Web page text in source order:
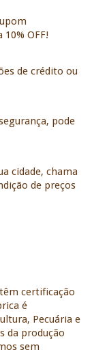
10% OFF!
de crédito ou
pode
cidade, chama
de preços
certificação
é
Pecuária e
da produção
sem